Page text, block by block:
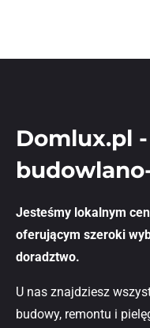
Domlux.pl
Jesteśmy lokalnym
oferującym szeroki
doradztwo.
U nas znajdziesz
budowy, remontu i